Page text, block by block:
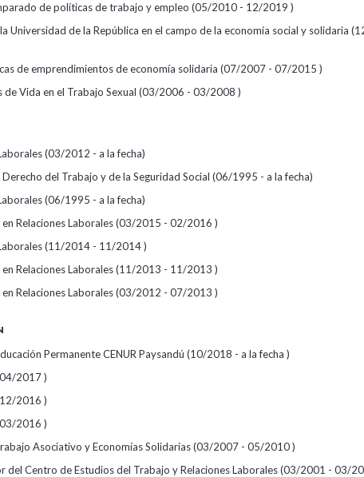
de políticas de trabajo y empleo (05/2010 - 12/2019 )
Universidad de la República en el campo de la economía social y solidaria
de emprendimientos de economía solidaria (07/2007 - 07/2015 )
de Vida en el Trabajo Sexual (03/2006 - 03/2008 )
(03/2012 - a la fecha)
del Trabajo y de la Seguridad Social (06/1995 - a la fecha)
(06/1995 - a la fecha)
en Relaciones Laborales (03/2015 - 02/2016 )
(11/2014 - 11/2014 )
en Relaciones Laborales (11/2013 - 11/2013 )
en Relaciones Laborales (03/2012 - 07/2013 )
Permanente CENUR Paysandú (10/2018 - a la fecha )
2017 )
2016 )
2016 )
Asociativo y Economías Solidarias (03/2007 - 05/2010 )
del Centro de Estudios del Trabajo y Relaciones Laborales (03/2001 - 03/